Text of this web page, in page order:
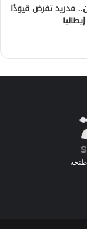
مدريد تفرض قيودًا